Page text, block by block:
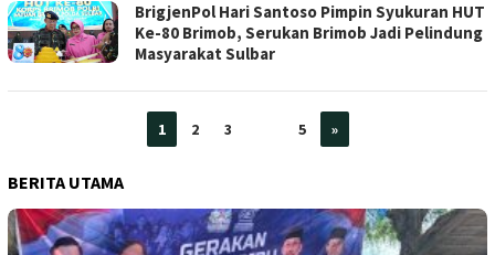
BrigjenPol Hari Santoso Pimpin Syukuran HUT
Ke-80 Brimob, Serukan Brimob Jadi Pelindung
Masyarakat Sulbar
1 2 3 5 »
BERITA UTAMA